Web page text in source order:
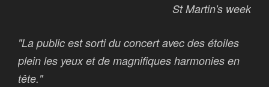
St Martin's week
"La public est sorti du concert avec des étoiles
plein les yeux et de magnifiques harmonies en
tête."